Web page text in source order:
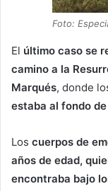
Foto:
El último caso se
camino a la
Marqués, donde
estaba al fondo
Los cuerpos de
años de edad,
encontraba bajo